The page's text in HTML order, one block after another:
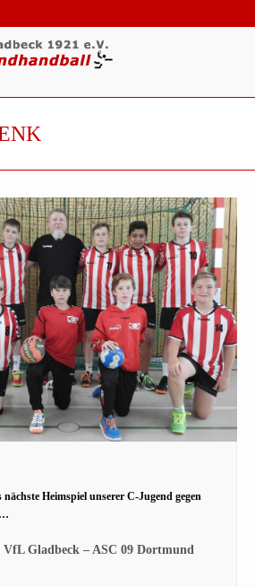
Heimspiel unserer C-Jugend gegen
Gladbeck – ASC 09 Dortmund